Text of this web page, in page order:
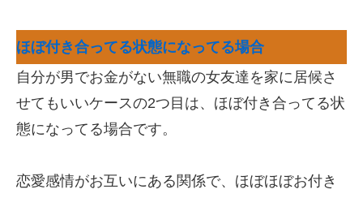
ほぼ付き合ってる状態になってる場合
自分が男でお金がない無職の女友達を家に居候さ
せてもいいケースの2つ目は、ほぼ付き合ってる状
態になってる場合です。
恋愛感情がお互いにある関係で、ほぼほぼお付き